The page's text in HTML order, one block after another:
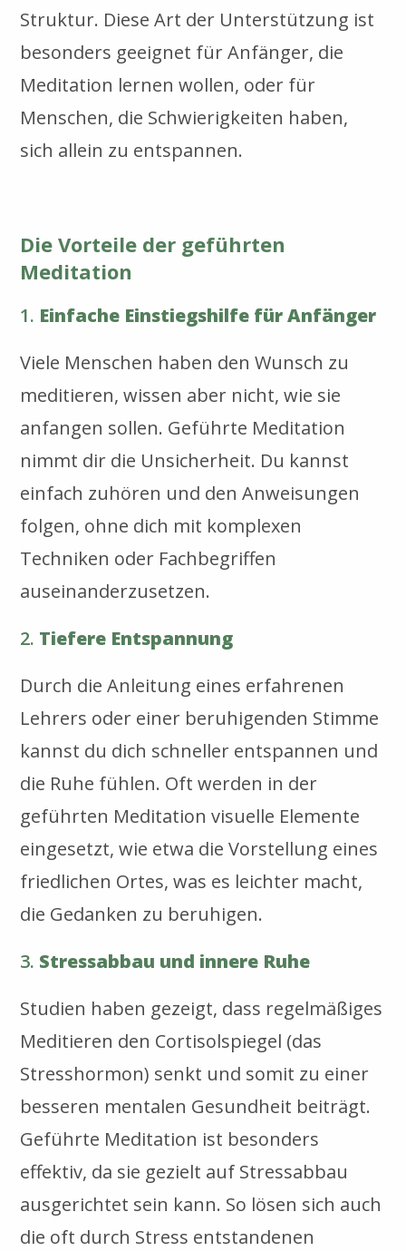
Struktur. Diese Art der Unterstützung ist
besonders geeignet für Anfänger, die
Meditation lernen wollen, oder für
Menschen, die Schwierigkeiten haben,
sich allein zu entspannen.
Die Vorteile der geführten
Meditation
1. Einfache Einstiegshilfe für Anfänger
Viele Menschen haben den Wunsch zu
meditieren, wissen aber nicht, wie sie
anfangen sollen. Geführte Meditation
nimmt dir die Unsicherheit. Du kannst
einfach zuhören und den Anweisungen
folgen, ohne dich mit komplexen
Techniken oder Fachbegriffen
auseinanderzusetzen.
2. Tiefere Entspannung
Durch die Anleitung eines erfahrenen
Lehrers oder einer beruhigenden Stimme
kannst du dich schneller entspannen und
die Ruhe fühlen. Oft werden in der
geführten Meditation visuelle Elemente
eingesetzt, wie etwa die Vorstellung eines
friedlichen Ortes, was es leichter macht,
die Gedanken zu beruhigen.
3. Stressabbau und innere Ruhe
Studien haben gezeigt, dass regelmäßiges
Meditieren den Cortisolspiegel (das
Stresshormon) senkt und somit zu einer
besseren mentalen Gesundheit beiträgt.
Geführte Meditation ist besonders
effektiv, da sie gezielt auf Stressabbau
ausgerichtet sein kann. So lösen sich auch
die oft durch Stress entstandenen